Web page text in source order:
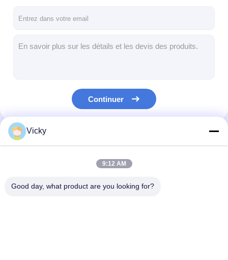
Machine de stratification de revêtement
Pièces de machine de stratification
Machine de tissu soufflée par fonte
Continuer
Nos Catégories
Vicky
9:12 AM
Good day, what product are you looking for?